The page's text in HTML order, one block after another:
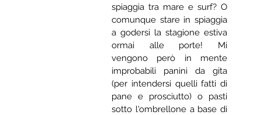
spiaggia tra mare e surf? O
comunque stare in spiaggia
a godersi la stagione estiva
ormai alle porte! Mi
vengono però in mente
improbabili panini da gita
(per intendersi quelli fatti di
pane e prosciutto) o pasti
sotto l'ombrellone a base di